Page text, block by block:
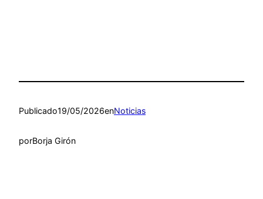
Publicado19/05/2026enNoticias
porBorja Girón